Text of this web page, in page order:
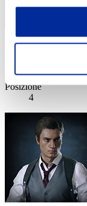
Nevalyn
Posizione
4